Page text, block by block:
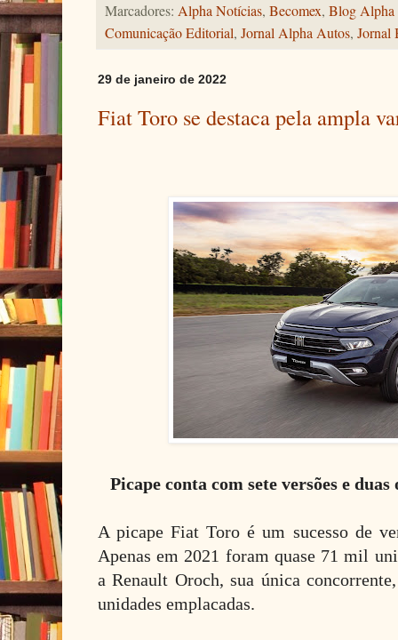
Marcadores: Alpha Notícias, Becomex, Blog Alpha
Comunicação Editorial, Jornal Alpha Autos, Jornal
29 de janeiro de 2022
Fiat Toro se destaca pela ampla
Picape conta com sete versões e
A picape Fiat Toro é um sucesso de
Apenas em 2021 foram quase 71 mil
a Renault Oroch, sua única
unidades emplacadas.